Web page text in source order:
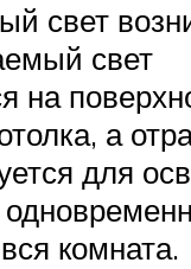
свет
свет
на
а
для
комната.